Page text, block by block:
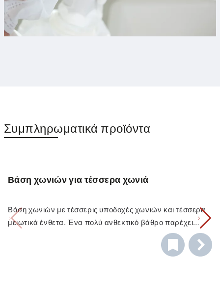
Συμπληρωματικά προϊόντα
Βάση χωνιών για τέσσερα χωνιά
Βάση χωνιών με τέσσερις υποδοχές χωνιών και τέσσερα
μειωτικά ένθετα. Ένα πολύ ανθεκτικό βάθρο παρέχει
χώρο αποθήκευσης για τέσσερα δοχεία και εξασφαλίζει